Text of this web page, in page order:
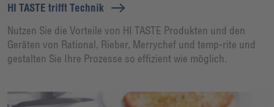
HI TASTE trifft Technik
Nutzen Sie die Vorteile von HI TASTE Produkten und den
Geräten von Rational, Rieber, Merrychef und temp-rite und
gestalten Sie Ihre Prozesse so effizient wie möglich.